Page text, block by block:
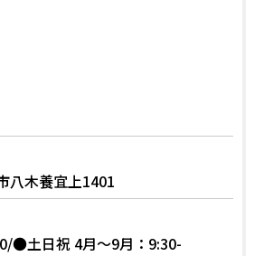
八木養宜上1401
●土日祝 4月～9月：9:30-